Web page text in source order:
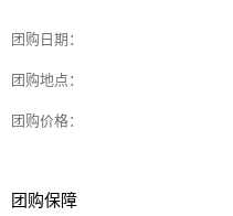
团购日期：
团购地点：
团购价格：
团购保障